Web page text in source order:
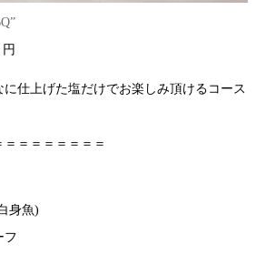
仕上げた塩だけでお楽しみ頂けるコース
＝＝＝＝＝＝＝
身魚)
フ